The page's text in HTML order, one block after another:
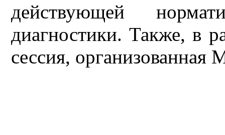
действующей
диагностики. Также, в
сессия,